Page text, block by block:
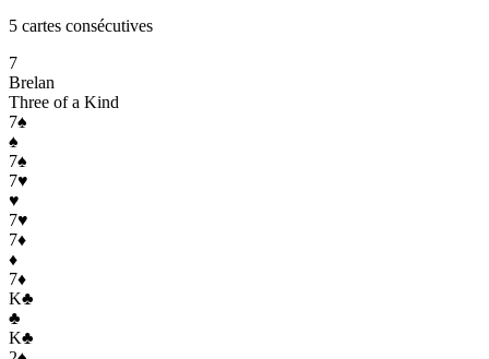
5 cartes consécutives
7
Brelan
Three of a Kind
7♠
♠
7♠
7♥
♥
7♥
7♦
♦
7♦
K♣
♣
K♣